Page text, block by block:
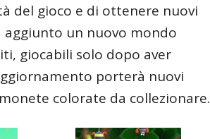
del gioco e di ottenere nuovi
un nuovo mondo
giocabili solo dopo aver
porterà nuovi
colorate da collezionare.